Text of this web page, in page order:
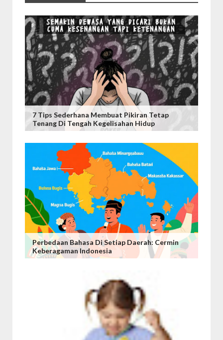
7 Tips Sederhana Membuat Pikiran Tetap
Tenang Di Tengah Kegelisahan Hidup
Perbedaan Bahasa Di Setiap Daerah: Cermin
Keberagaman Indonesia